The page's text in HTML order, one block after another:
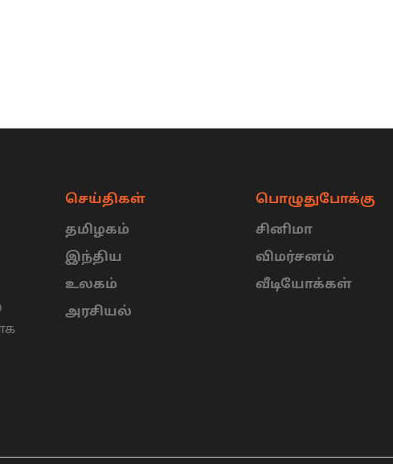
செய்திகள்
தமிழகம்
இந்திய
உலகம்
அரசியல்
பொழுதுபோக்கு
சினிமா
விமர்சனம்
வீடியோக்கள்